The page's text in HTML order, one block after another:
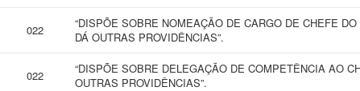
022
“DISPÕE SOBRE NOMEAÇÃO DE CARGO DE CHEFE
DÁ OUTRAS PROVIDÊNCIAS”.
022
“DISPÕE SOBRE DELEGAÇÃO DE COMPETÊNCIA AO
OUTRAS PROVIDÊNCIAS”.